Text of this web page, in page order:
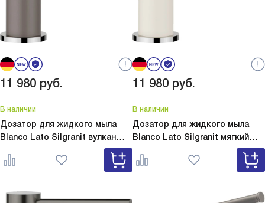
11 980 руб.
В наличии
Дозатор для жидкого мыла
Blanco Lato Silgranit вулкан
Lato Silgranit вулкан
серый 526954
11 980 руб.
В наличии
Дозатор для жидкого мыла
Blanco Lato Silgranit мягкий
Lato Silgranit мягкий
белый 526955